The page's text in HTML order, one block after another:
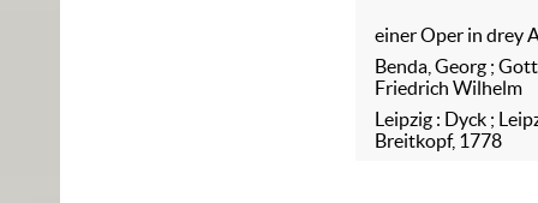
einer Oper in drey
Benda, Georg ;
Friedrich Wilhelm
Leipzig : Dyck ;
Breitkopf, 1778